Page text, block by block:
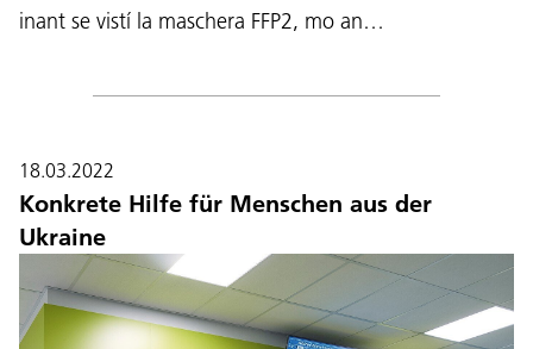
inant se vistí la maschera FFP2, mo an…
18.03.2022
Konkrete Hilfe für Menschen aus der
Ukraine